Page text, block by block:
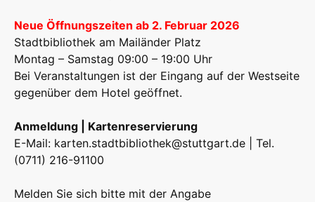
Neue Öffnungszeiten ab 2. Februar 2026
Stadtbibliothek am Mailänder Platz
Montag – Samstag 09:00 – 19:00 Uhr
Bei Veranstaltungen ist der Eingang auf der Westseite
gegenüber dem Hotel geöffnet.
Anmeldung | Kartenreservierung
E-Mail: karten.stadtbibliothek@stuttgart.de | Tel.
(0711) 216-91100
Melden Sie sich bitte mit der Angabe